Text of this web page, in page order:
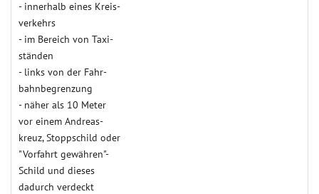
- innerhalb eines Kreis­
verkehrs
- im Bereich von Taxi­­­
ständen
- links von der Fahr­
bahn­begren­zung
- näher als 10 Meter
vor einem Andreas­
kreuz, Stopp­schild oder
"Vorfahrt gewähren"-
Schild und dieses
dadurch verdeckt